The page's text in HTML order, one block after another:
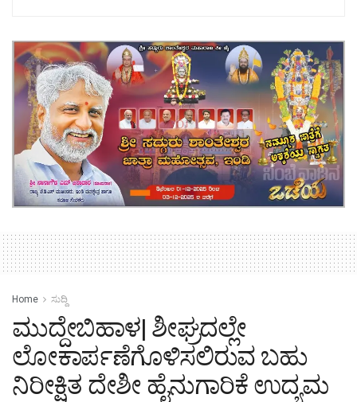
Home ಸುದ್ದಿ
ಮುದ್ದೇಬಿಹಾಳ| ಶೀಘ್ರದಲ್ಲೇ
ಲೋಕಾರ್ಪಣೆಗೊಳಿಸಲಿರುವ ಬಹು
ನಿರೀಕ್ಷಿತ ದೇಶೀ ಹೈನುಗಾರಿಕೆ ಉದ್ಯಮ